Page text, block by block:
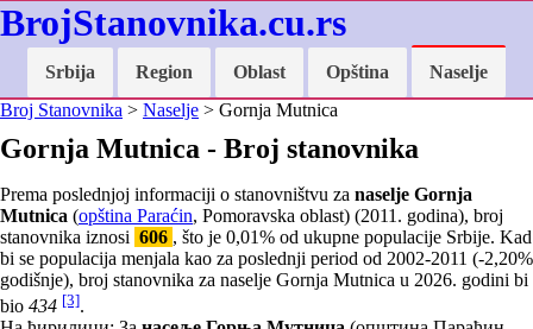
BrojStanovnika.cu.rs
Srbija Region Oblast Opština
Naselje
Broj Stanovnika > Naselje > Gornja Mutnica
Gornja Mutnica - Broj stanovnika
Prema poslednjoj informaciji o stanovništvu za naselje Gornja
Mutnica (opština Paraćin, Pomoravska oblast) (2011. godina), broj
stanovnika iznosi 606 , što je 0,01% od ukupne populacije Srbije. Kad
bi se populacija menjala kao za poslednji period od 2002-2011 (-2,20%
godišnje), broj stanovnika za naselje Gornja Mutnica u 2026. godini bi
bio 434 [3].